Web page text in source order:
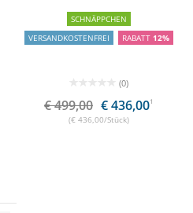
SCHNÄPPCHEN
VERSANDKOSTENFREI
RABATT 12%
(0)
€ 499,00 € 436,001
(€ 436,00/Stück)